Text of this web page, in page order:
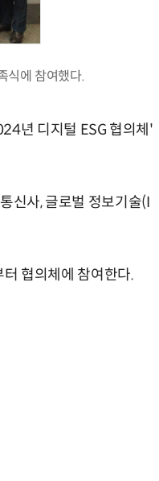
식에 참여했다.
년 디지털 ESG 협의체'
신사, 글로벌 정보기술(I
협의체에 참여한다.